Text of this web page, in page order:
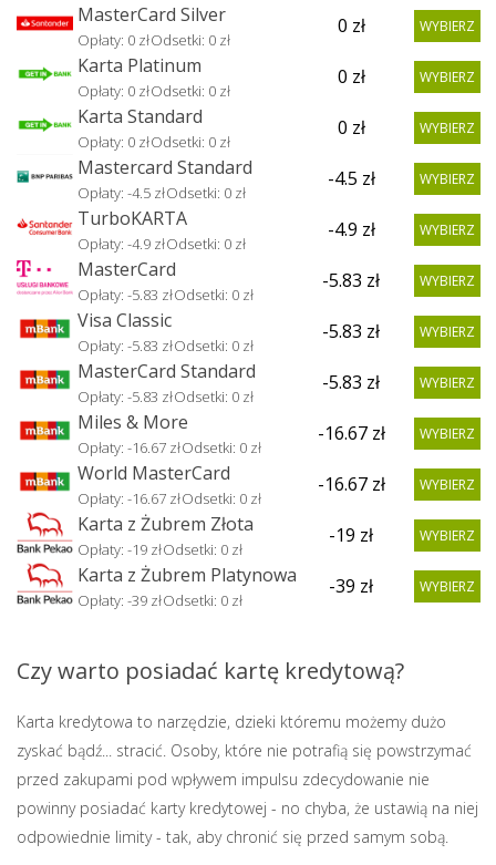
MasterCard Silver
Opłaty: 0 złOdsetki: 0 zł
0 zł WYBIERZ
Karta Platinum
Opłaty: 0 złOdsetki: 0 zł
0 zł WYBIERZ
Karta Standard
Opłaty: 0 złOdsetki: 0 zł
0 zł WYBIERZ
Mastercard Standard
Opłaty: -4.5 złOdsetki: 0 zł
-4.5 zł WYBIERZ
TurboKARTA
Opłaty: -4.9 złOdsetki: 0 zł
-4.9 zł WYBIERZ
MasterCard
Opłaty: -5.83 złOdsetki: 0 zł
-5.83 zł WYBIERZ
Visa Classic
Opłaty: -5.83 złOdsetki: 0 zł
-5.83 zł WYBIERZ
MasterCard Standard
Opłaty: -5.83 złOdsetki: 0 zł
-5.83 zł WYBIERZ
Miles & More
Opłaty: -16.67 złOdsetki: 0 zł
-16.67zł WYBIERZ
World MasterCard
Opłaty: -16.67 złOdsetki: 0 zł
-16.67zł WYBIERZ
Karta z Żubrem Złota
Opłaty: -19 złOdsetki: 0 zł
-19 zł WYBIERZ
Karta z Żubrem Platynowa
Opłaty: -39 złOdsetki: 0 zł
-39 zł WYBIERZ
Czy warto posiadać kartę kredytową?
Karta kredytowa to narzędzie, dzieki któremu możemy dużo
zyskać bądź... stracić. Osoby, które nie potrafią się powstrzymać
przed zakupami pod wpływem impulsu zdecydowanie nie
powinny posiadać karty kredytowej - no chyba, że ustawią na niej
odpowiednie limity - tak, aby chronić się przed samym sobą.